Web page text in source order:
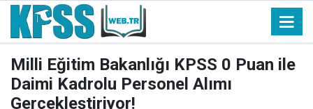
Milli Eğitim Bakanlığı KPSS 0 Puan ile
Daimi Kadrolu Personel Alımı
Gerçekleştiriyor!